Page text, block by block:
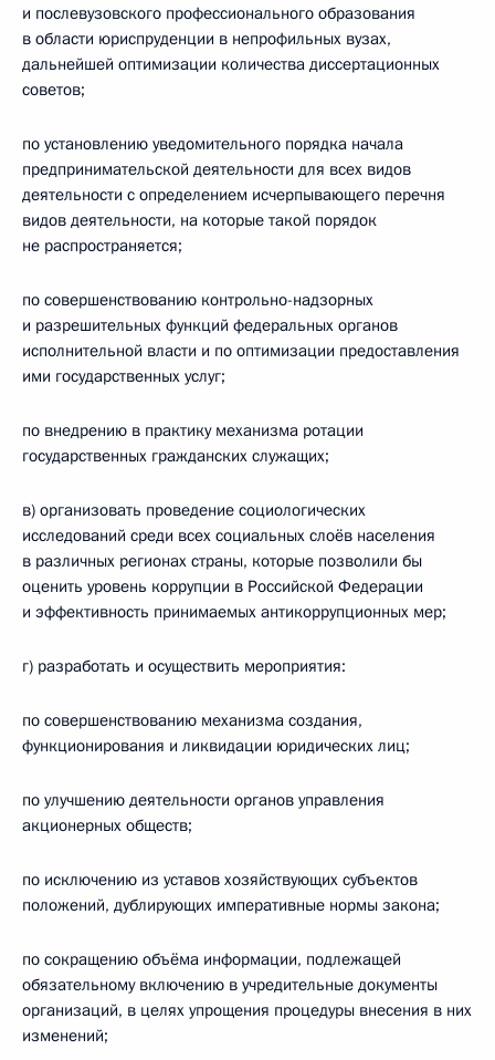
и послевузовского профессионального образования
в области юриспруденции в непрофильных вузах,
дальнейшей оптимизации количества диссертационных
советов;
по установлению уведомительного порядка начала
предпринимательской деятельности для всех видов
деятельности с определением исчерпывающего перечня
видов деятельности, на которые такой порядок
не распространяется;
по совершенствованию контрольно-надзорных
и разрешительных функций федеральных органов
исполнительной власти и по оптимизации предоставления
ими государственных услуг;
по внедрению в практику механизма ротации
государственных гражданских служащих;
в) организовать проведение социологических
исследований среди всех социальных слоёв населения
в различных регионах страны, которые позволили бы
оценить уровень коррупции в Российской Федерации
и эффективность принимаемых антикоррупционных мер;
г) разработать и осуществить мероприятия:
по совершенствованию механизма создания,
функционирования и ликвидации юридических лиц;
по улучшению деятельности органов управления
акционерных обществ;
по исключению из уставов хозяйствующих субъектов
положений, дублирующих императивные нормы закона;
по сокращению объёма информации, подлежащей
обязательному включению в учредительные документы
организаций, в целях упрощения процедуры внесения в них
изменений;